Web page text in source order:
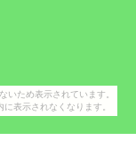
いため表示されています。
表示されなくなります。